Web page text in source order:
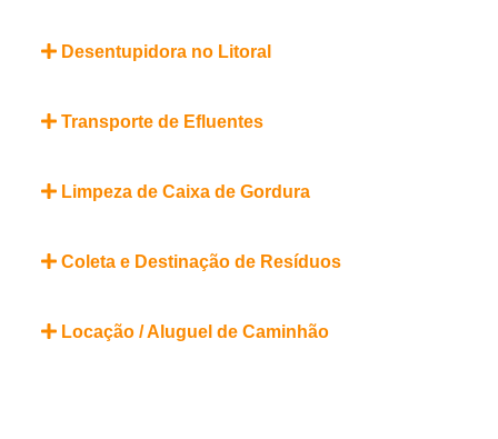
Desentupidora no Litoral
Transporte de Efluentes
Limpeza de Caixa de Gordura
Coleta e Destinação de Resíduos
Locação / Aluguel de Caminhão